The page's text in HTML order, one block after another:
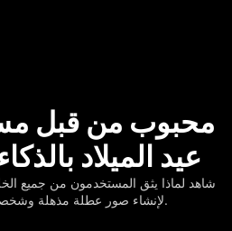
محبوب من قبل
عيد الميلاد
شاهد لماذا يثق المستخدمون من جميع
لإنشاء صور عطلة مذهلة وشخصية بسرعة ودون عناء.